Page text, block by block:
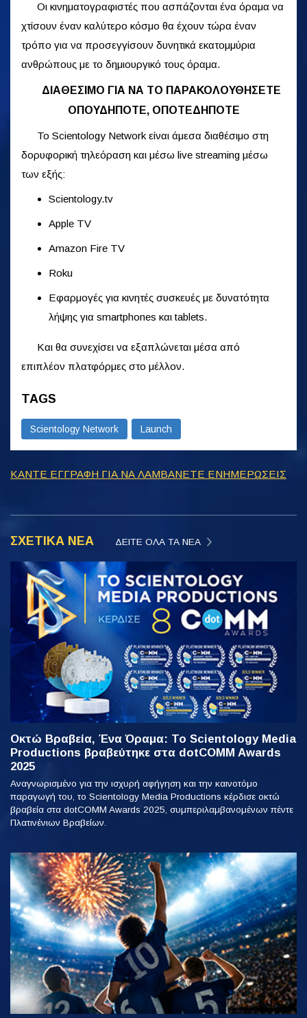
Οι κινηματογραφιστές που ασπάζονται ένα όραμα να
χτίσουν έναν καλύτερο κόσμο θα έχουν τώρα έναν
τρόπο για να προσεγγίσουν δυνητικά εκατομμύρια
ανθρώπους με το δημιουργικό τους όραμα.
ΔΙΑΘΕΣΙΜΟ ΓΙΑ ΝΑ ΤΟ ΠΑΡΑΚΟΛΟΥΘΗΣΕΤΕ
ΟΠΟΥΔΗΠΟΤΕ, ΟΠΟΤΕΔΗΠΟΤΕ
Το Scientology Network είναι άμεσα διαθέσιμο στη
δορυφορική τηλεόραση και μέσω live streaming μέσω
των εξής:
Scientology.tv
Apple TV
Amazon Fire TV
Roku
Εφαρμογές για κινητές συσκευές με δυνατότητα
λήψης για smartphones και tablets.
Και θα συνεχίσει να εξαπλώνεται μέσα από
επιπλέον πλατφόρμες στο μέλλον.
TAGS
Scientology Network Launch
ΚΑΝΤΕ ΕΓΓΡΑΦΗ ΓΙΑ ΝΑ ΛΑΜΒΑΝΕΤΕ ΕΝΗΜΕΡΩΣΕΙΣ
ΣΧΕΤΙΚΑ ΝΕΑ ΔΕΙΤΕ ΟΛΑ ΤΑ ΝΕΑ
Οκτώ Βραβεία, Ένα Όραμα: Το Scientology Media
Productions βραβεύτηκε στα dotCOMM Awards
2025
Αναγνωρισμένο για την ισχυρή αφήγηση και την καινοτόμο
παραγωγή του, το Scientology Media Productions κέρδισε οκτώ
βραβεία στα dotCOMM Awards 2025, συμπεριλαμβανομένων πέντε
Πλατινένιων Βραβείων.